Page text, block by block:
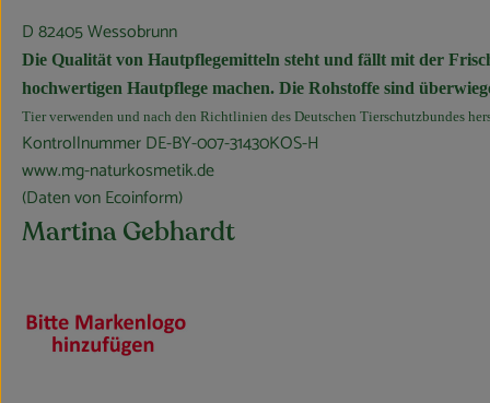
D 82405 Wessobrunn
Die Qualität von Hautpflegemitteln steht und fällt mit der
hochwertigen Hautpflege machen. Die Rohstoffe sind
Tier verwenden und nach den Richtlinien des Deutschen Tierschutzbundes
Kontrollnummer DE-BY-007-31430KOS-H
www.mg-naturkosmetik.de
(Daten von Ecoinform)
Martina Gebhardt